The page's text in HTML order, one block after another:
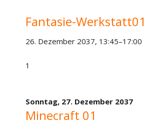
Fantasie-Werkstatt01
26. Dezember 2037, 13:45–17:00
1
Sonntag, 27. Dezember 2037
Minecraft 01